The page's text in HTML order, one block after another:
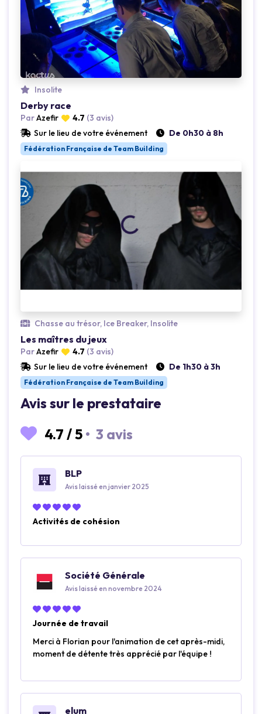
Insolite
Derby race
ParAzefir 4.7 (3 avis)
Sur le lieu de votre événement
De 0h30 à 8h
Fédération Française de Team Building
Loading...
Chasse au trésor, Ice Breaker, Insolite
Les maîtres du jeux
ParAzefir 4.7 (3 avis)
Sur le lieu de votre événement
De 1h30 à 3h
Fédération Française de Team Building
Avis sur le prestataire
4.7 /5 • 3 avis
BLP
Avis laissé en janvier 2025
Activités de cohésion
Société Générale
Avis laissé en novembre 2024
Journée de travail
Merci à Florian pour l'animation de cet après-midi,
moment de détente très apprécié par l'équipe !
elum